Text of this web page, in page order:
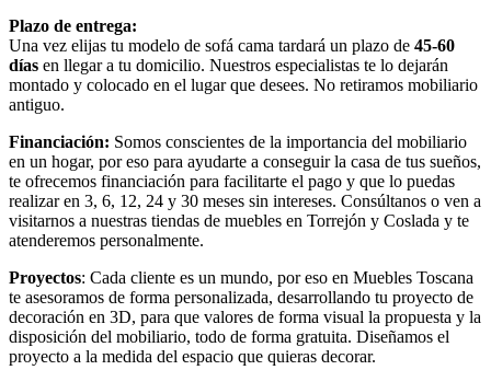
Plazo de entrega:
Una vez elijas tu modelo de sofá cama tardará un plazo de 45-60
días en llegar a tu domicilio. Nuestros especialistas te lo dejarán
montado y colocado en el lugar que desees. No retiramos mobiliario
antiguo.
Financiación: Somos conscientes de la importancia del mobiliario
en un hogar, por eso para ayudarte a conseguir la casa de tus sueños,
te ofrecemos financiación para facilitarte el pago y que lo puedas
realizar en 3, 6, 12, 24 y 30 meses sin intereses. Consúltanos o ven a
visitarnos a nuestras tiendas de muebles en Torrejón y Coslada y te
atenderemos personalmente.
Proyectos: Cada cliente es un mundo, por eso en Muebles Toscana
te asesoramos de forma personalizada, desarrollando tu proyecto de
decoración en 3D, para que valores de forma visual la propuesta y la
disposición del mobiliario, todo de forma gratuita. Diseñamos el
proyecto a la medida del espacio que quieras decorar.